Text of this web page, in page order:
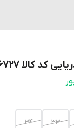
کد کالا ۶۷۲۷
۳۳ ۳۴